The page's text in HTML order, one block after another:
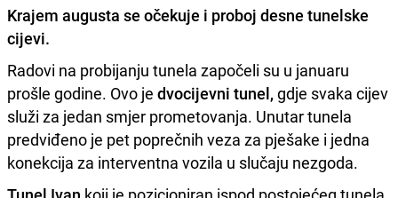
Krajem augusta se očekuje i proboj desne tunelske
cijevi.
Radovi na probijanju tunela započeli su u januaru
prošle godine. Ovo je dvocijevni tunel, gdje svaka cijev
služi za jedan smjer prometovanja. Unutar tunela
predviđeno je pet poprečnih veza za pješake i jedna
konekcija za interventna vozila u slučaju nezgoda.